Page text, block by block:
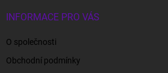
INFORMACE PRO VÁS
O společnosti
Obchodní podmínky